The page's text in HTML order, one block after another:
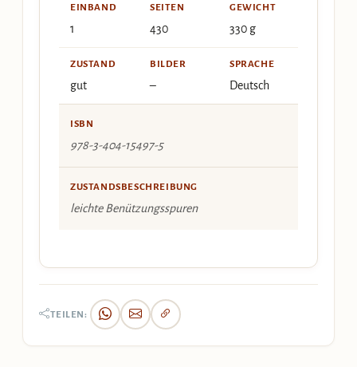
EINBAND
1
SEITEN
430
GEWICHT
330 g
ZUSTAND
gut
BILDER
–
SPRACHE
Deutsch
ISBN
978-3-404-15497-5
ZUSTANDSBESCHREIBUNG
leichte Benützungsspuren
TEILEN: